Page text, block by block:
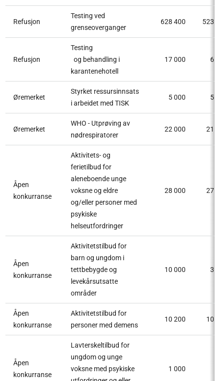
Refusjon
Testing ved
grenseoverganger
628 400 523
Refusjon
Testing
og behandling i
karantenehotell
17 000 6
Øremerket
Styrket ressursinnsats
i arbeidet med TISK
5 000 5
Øremerket
WHO - Utprøving av
nødrespiratorer
22 000 21
Åpen
konkurranse
Aktivitets- og
ferietilbud for
aleneboende unge
voksne og eldre
og/eller personer med
psykiske
helseutfordringer
28 000 27
Åpen
konkurranse
Aktivitetstilbud for
barn og ungdom i
tettbebygde og
levekårsutsatte
områder
10 000 3
Åpen
konkurranse
Aktivitetstilbud for
personer med demens
10 200 10
Åpen
konkurranse
Lavterskeltilbud for
ungdom og unge
voksne med psykiske
1 000